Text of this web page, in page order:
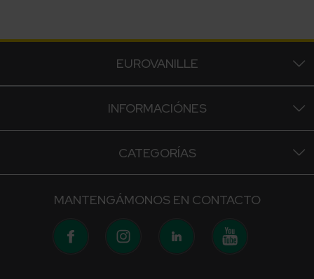
EUROVANILLE
INFORMACIÓNES
CATEGORÍAS
MANTENGÁMONOS EN CONTACTO